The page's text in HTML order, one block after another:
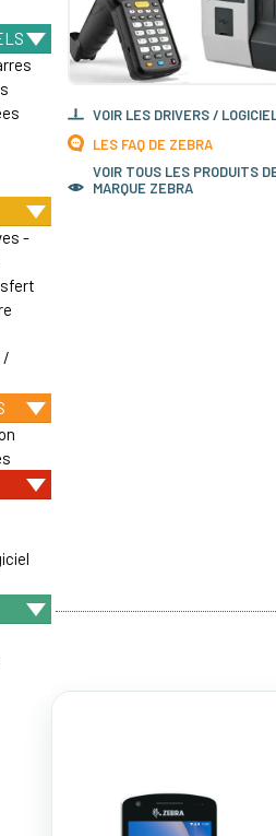
-
/
VOIR LES DRIVERS /
LES FAQ DE ZEBRA
VOIR TOUS LES PRODUITS
MARQUE ZEBRA